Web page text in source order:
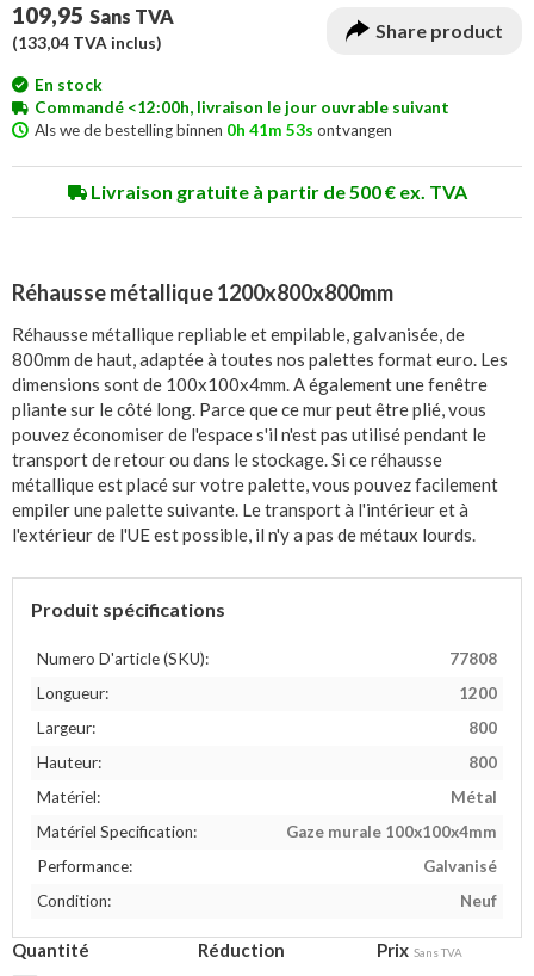
109,95 Sans TVA
(133,04 TVA inclus)
Share product
En stock
Commandé <12:00h, livraison le jour ouvrable suivant
Als we de bestelling binnen 0h 41m 53s ontvangen
Livraison gratuite à partir de 500 € ex. TVA
Réhausse métallique 1200x800x800mm
Réhausse métallique repliable et empilable, galvanisée, de
800mm de haut, adaptée à toutes nos palettes format euro. Les
dimensions sont de 100x100x4mm. A également une fenêtre
pliante sur le côté long. Parce que ce mur peut être plié, vous
pouvez économiser de l'espace s'il n'est pas utilisé pendant le
transport de retour ou dans le stockage. Si ce réhausse
métallique est placé sur votre palette, vous pouvez facilement
empiler une palette suivante. Le transport à l'intérieur et à
l'extérieur de l'UE est possible, il n'y a pas de métaux lourds.
Produit spécifications
Numero D'article (SKU):
77808
Longueur:
1200
Largeur:
800
Hauteur:
800
Matériel:
Métal
Matériel Specification:
Gaze murale 100x100x4mm
Performance:
Galvanisé
Condition:
Neuf
Quantité Réduction Prix Sans TVA